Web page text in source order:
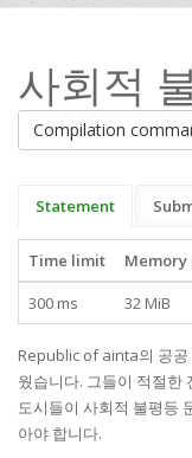
사회적
Compilation
Statement
Time limit
300 ms
32 MiB
Republic of ainta의 공공
웠습니다. 그들이 적절한
도시들이 사회적 불평등
아야 합니다.